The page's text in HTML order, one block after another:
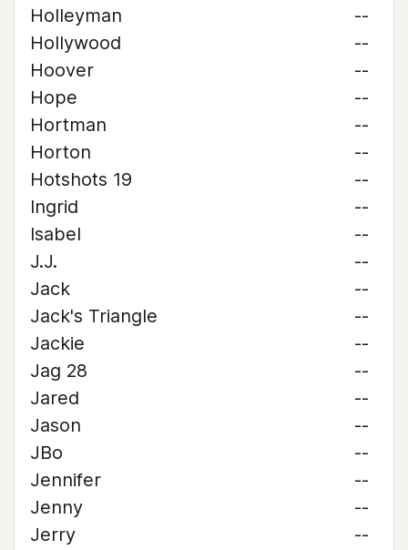
Holleyman
--
Hollywood
--
Hoover
--
Hope
--
Hortman
--
Horton
--
Hotshots 19
--
Ingrid
--
Isabel
--
J.J.
--
Jack
--
Jack's Triangle
--
Jackie
--
Jag 28
--
Jared
--
Jason
--
JBo
--
Jennifer
--
Jenny
--
Jerry
--